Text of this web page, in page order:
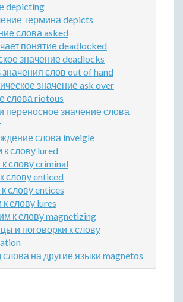
depicting
термина depicts
слова asked
понятие deadlocked
значение deadlocks
слов out of hand
значение ask over
слова riotous
переносное значение слова
слова inveigle
слову lured
слову criminal
слову enticed
слову entices
слову lures
к слову magnetizing
и поговорки к слову
на другие языки magnetos